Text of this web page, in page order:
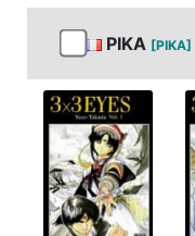
PIKA [PIKA]